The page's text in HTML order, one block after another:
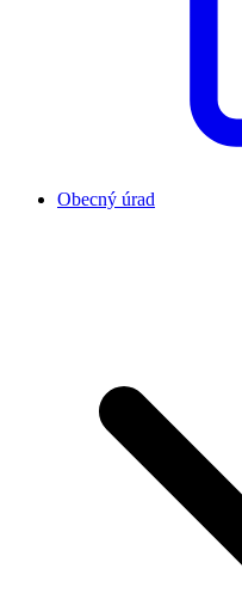
Obecný úrad